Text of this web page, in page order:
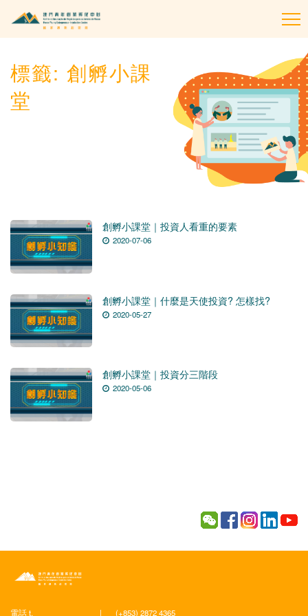
標籤: 創孵小課
堂
創孵小課堂｜投資人看重的要素
2020-07-06
創孵小課堂｜什麼是天使投資? 怎樣找?
2020-05-27
創孵小課堂｜投資分三階段
2020-05-06
電話 t. | (+853) 2872 4365